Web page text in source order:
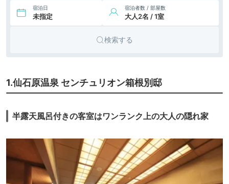
宿泊日
未指定
宿泊者数 / 部屋数
大人2名 / 1室
検索する
1.仙石原温泉 センチュリオン箱根別邸
半露天風呂付きの客室はワンランク上の大人の隠れ家